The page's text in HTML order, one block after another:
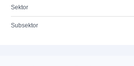
Sektor
Subsektor